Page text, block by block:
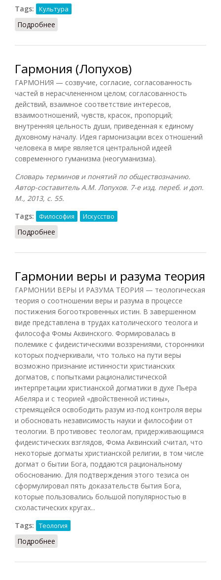
Tags:
Культура
Подробнее
Гармония (Лопухов)
ГАРМОНИЯ — созвучие, согласие, согласованность
частей в нерасчлененном целом; согласованность
действий, взаимное соответствие интересов,
взаимоотношений, чувств, красок, пропорций;
внутренняя цельность души, приведенная к единому
духовному началу. Идея гармонизации всех отношений
человека в мире является центральной идеей
современного гуманизма (неогуманизма).
Словарь терминов и понятий по обществознанию.
Автор-составитель А.М. Лопухов. 7-е изд. переб. и доп.
М., 2013, с. 55.
Tags:
Философия Искусство
Подробнее
Гармонии веры и разума теория
ГАРМОНИИ ВЕРЫ И РАЗУМА ТЕОРИЯ — теологическая
теория о соотношении веры и разума в процессе
постижения богооткровенных истин. В завершенном
виде представлена в трудах католического теолога и
философа Фомы Аквинского. Формировалась в
полемике с фидеистическими воззрениями, сторонники
которых подчеркивали, что только на пути веры
возможно признание истинности христианских
догматов, с попытками рационалистической
интерпретации христианской догматики в духе Пьера
Абеляра и с теорией «двойственной истины»,
стремящейся освободить разум из-под контроля веры
и обосновать независимость науки и философии от
теологии. В противовес теологам, придерживающимся
фидеистических взглядов, Фома Аквинский считал, что
некоторые догматы христианской религии, в том числе
догмат о бытии Бога, поддаются рациональному
обоснованию. Для подтверждения этого тезиса он
сформулировал пять доказательств бытия Бога,
которые пользовались большой популярностью в
схоластических кругах...
Tags:
Теология
Подробнее